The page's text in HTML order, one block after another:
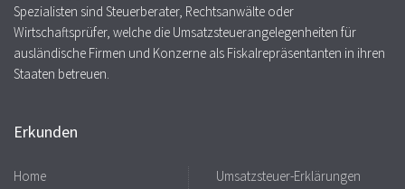
Spezialisten sind Steuerberater, Rechtsanwälte oder
Wirtschaftsprüfer, welche die Umsatzsteuerangelegenheiten für
ausländische Firmen und Konzerne als Fiskalrepräsentanten in ihren
Staaten betreuen.
Erkunden
Home
Umsatzsteuer-Erklärungen